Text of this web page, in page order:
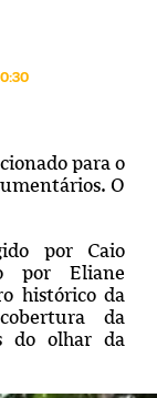
para o
O
por Caio
por Eliane
histórico da
da
do olhar da